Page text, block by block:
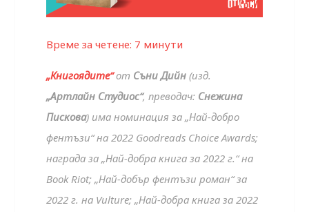
Време за четене: 7 минути
„Книгоядите“от Съни Дийн (изд.
„Артлайн Студиос“, преводач: Снежина
Пискова) има номинация за „Най-добро
фентъзи“ на 2022 Goodreads Choice Awards;
награда за „Най-добра книга за 2022 г.“ на
Book Riot; „Най-добър фентъзи роман“ за
2022 г. на Vulture; „Най-добра книга за 2022